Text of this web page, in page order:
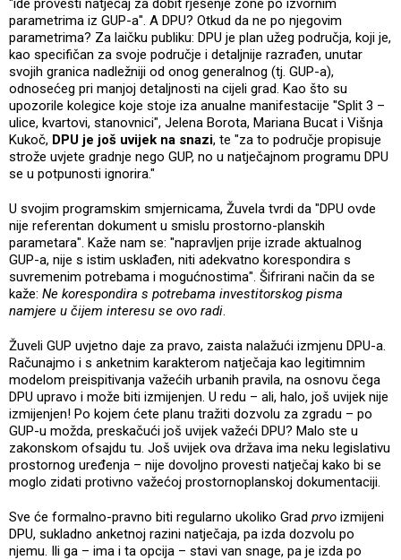
parametrima iz GUP-a". A DPU? Otkud da ne po njegovim
parametrima? Za laičku publiku: DPU je plan užeg područja, koji je,
kao specifičan za svoje područje i detaljnije razrađen, unutar
svojih granica nadležniji od onog generalnog (tj. GUP-a),
odnosećeg pri manjoj detaljnosti na cijeli grad. Kao što su
upozorile kolegice koje stoje iza anualne manifestacije "Split 3 –
ulice, kvartovi, stanovnici", Jelena Borota, Mariana Bucat i Višnja
Kukoč, DPU je još uvijek na snazi, te "za to područje propisuje
strože uvjete gradnje nego GUP, no u natječajnom programu DPU
se u potpunosti ignorira."
U svojim programskim smjernicama, Žuvela tvrdi da "DPU ovde
nije referentan dokument u smislu prostorno-planskih
parametara". Kaže nam se: "napravljen prije izrade aktualnog
GUP-a, nije s istim usklađen, niti adekvatno korespondira s
suvremenim potrebama i mogućnostima". Šifrirani način da se
kaže: Ne korespondira s potrebama investitorskog pisma
namjere u čijem interesu se ovo radi
Žuveli GUP uvjetno daje za pravo, zaista nalažući izmjenu DPU-a.
Računajmo i s anketnim karakterom natječaja kao legitimnim
modelom preispitivanja važećih urbanih pravila, na osnovu čega
DPU upravo i može biti izmijenjen. U redu – ali, halo, još uvijek nije
izmijenjen! Po kojem ćete planu tražiti dozvolu za zgradu – po
GUP-u možda, preskačući još uvijek važeći DPU? Malo ste u
zakonskom ofsajdu tu. Još uvijek ova država ima neku legislativu
prostornog uređenja – nije dovoljno provesti natječaj kako bi se
moglo zidati protivno važećoj prostornoplanskoj dokumentaciji.
Sve će formalno-pravno biti regularno ukoliko Grad prvo izmijeni
DPU, sukladno anketnoj razini natječaja, pa izda dozvolu po
njemu. Ili ga – ima i ta opcija – stavi van snage, pa je izda po